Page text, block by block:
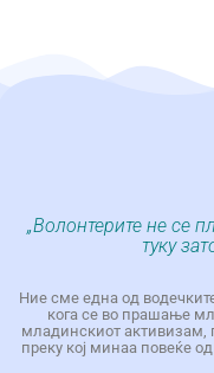
„Волонтерите не се
туку
Ние сме една од
кога се во прашање
младинскиот активизам,
преку кој минаа повеќе